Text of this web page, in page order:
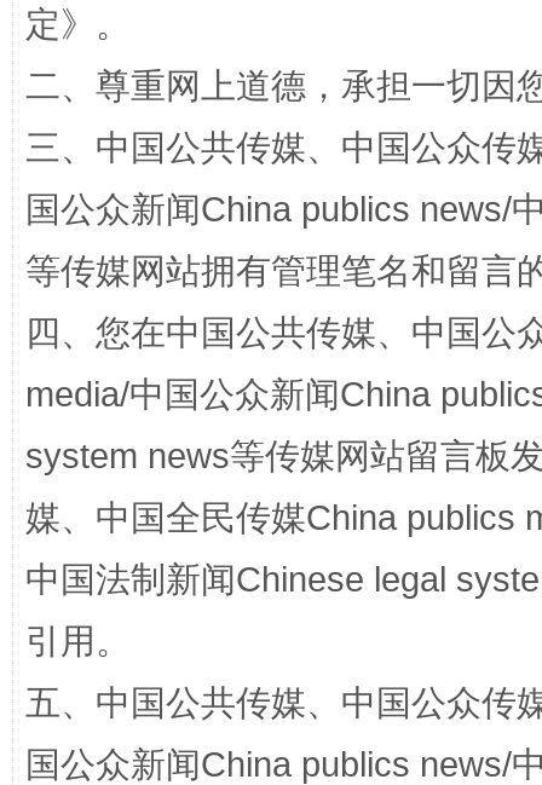
国家大学科技园优化重塑工作
定》。
二、尊重网上道德，承担一切因
三、中国公共传媒、中国公众传
国公众新闻China publics news/
等传媒网站拥有管理笔名和留言
四、您在中国公共传媒、中国公
media/中国公众新闻China
system news等传媒网站留言板
媒、中国全民传媒China publics
中国法制新闻Chinese legal
引用。
五、中国公共传媒、中国公众传
国公众新闻China publics news/